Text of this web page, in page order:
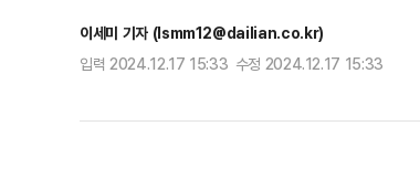
이세미 기자 (lsmm12@dailian.co.kr)
입력 2024.12.17 15:33 수정 2024.12.17 15:33